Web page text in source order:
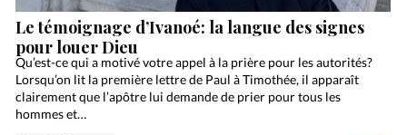
Le témoignage d’Ivanoé: la langue des signes
pour louer Dieu
Qu’est-ce qui a motivé votre appel à la prière pour les autorités?
Lorsqu’on lit la première lettre de Paul à Timothée, il apparaît
clairement que l’apôtre lui demande de prier pour tous les
hommes et…